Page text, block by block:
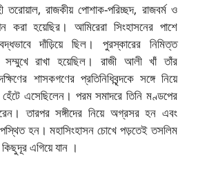
তরোয়াল, রাজকীয় পোশাক-পরিচ্ছদ, রাজবর্ম ও
করা হয়েছির। আমিরেরা সিংহাসনের পাশে
দাঁড়িয়ে ছিল। পুরস্কারের নিমিত্ত
সম্মুখে রাখা হয়েছিল। রাজী আলী খাঁ তাঁর
শাসকগণের প্রতিনিধিবৃন্দকে সঙ্গে নিয়ে
এসেছিলেন। পরম সমাদরে তিনি মণ্ডপের
তারপর সঙ্গীদের নিয়ে অগ্রসর হন এবং
হন। মহাসিংহাসন চোখে পড়তেই তসলিম
কিছুদূর এগিয়ে যান ।